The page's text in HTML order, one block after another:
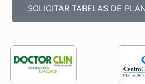
SOLICITAR TABELAS DE